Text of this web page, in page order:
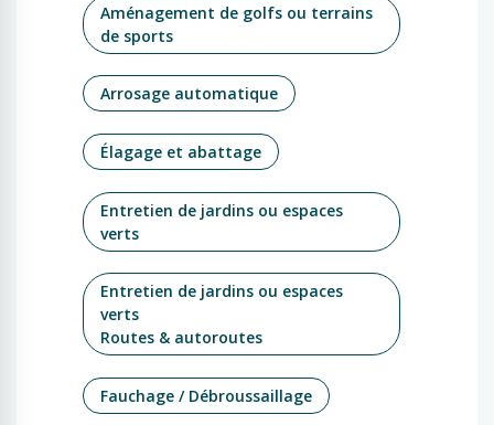
Aménagement de golfs ou terrains
de sports
Arrosage automatique
Élagage et abattage
Entretien de jardins ou espaces
verts
Entretien de jardins ou espaces
verts
Routes & autoroutes
Fauchage / Débroussaillage